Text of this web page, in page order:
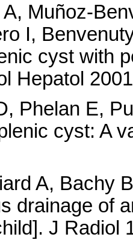
Muñoz-
I,
cyst with
Hepatol
Phelan E,
cyst: A
A, Bachy
drainage of
J Radiol